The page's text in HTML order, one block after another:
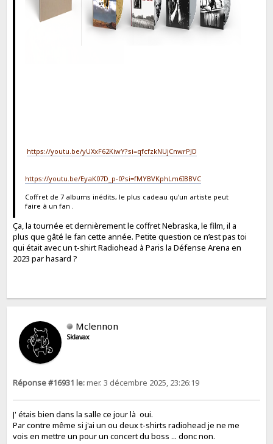
https://youtu.be/yUXxF62KiwY?si=qfcfzkNUjCnwrPJD
https://youtu.be/EyaK07D_p-0?si=fMYBVKphLm6IBBVC
Coffret de 7 albums inédits, le plus cadeau qu'un artiste peut
faire à un fan .
Ça, la tournée et dernièrement le coffret Nebraska, le film, il a
plus que gâté le fan cette année. Petite question ce n’est pas toi
qui était avec un t-shirt Radiohead à Paris la Défense Arena en
2023 par hasard ?
Mclennon
Sklavax
Réponse #16931 le:mer. 3 décembre 2025, 23:26:19
J' étais bien dans la salle ce jour là oui.
Par contre même si j'ai un ou deux t-shirts radiohead je ne me
vois en mettre un pour un concert du boss ... donc non.